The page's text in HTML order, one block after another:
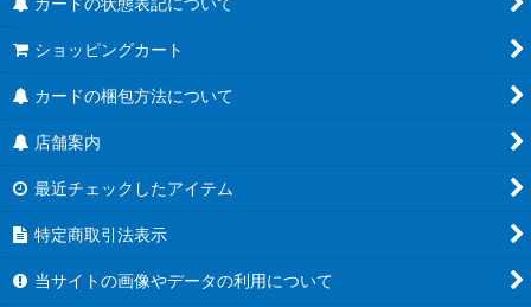
ショッピングカート
カードの梱包方法について
店舗案内
最近チェックしたアイテム
特定商取引法表示
当サイトの画像やデータの利用について